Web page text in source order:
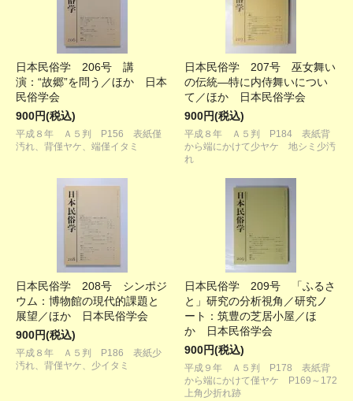
日本民俗学 206号 講
演：“故郷”を問う／ほか 日本
民俗学会
900円(税込)
平成８年 Ａ５判 P156 表紙僅
汚れ、背僅ヤケ、端僅イタミ
日本民俗学 207号 巫女舞い
の伝統―特に内侍舞いについ
て／ほか 日本民俗学会
900円(税込)
平成８年 Ａ５判 P184 表紙背
から端にかけて少ヤケ 地シミ少汚
れ
日本民俗学 208号 シンポジ
ウム：博物館の現代的課題と
展望／ほか 日本民俗学会
900円(税込)
平成８年 Ａ５判 P186 表紙少
汚れ、背僅ヤケ、少イタミ
日本民俗学 209号 「ふるさ
と」研究の分析視角／研究ノ
ート：筑豊の芝居小屋／ほ
か 日本民俗学会
900円(税込)
平成９年 Ａ５判 P178 表紙背
から端にかけて僅ヤケ P169～172
上角少折れ跡